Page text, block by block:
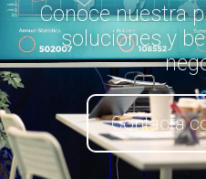
Conoce nuestra
soluciones y
Contacta